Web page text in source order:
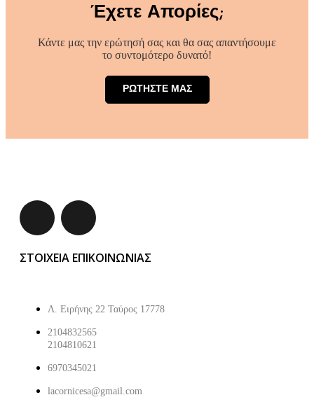
Έχετε Απορίες;
Κάντε μας την ερώτησή σας και θα σας απαντήσουμε
το συντομότερο δυνατό!
ΡΩΤΗΣΤΕ ΜΑΣ
ΣΤΟΙΧΕΙΑ ΕΠΙΚΟΙΝΩΝΙΑΣ
Λ. Ειρήνης 22 Ταύρος 17778
2104832565
2104810621
6970345021
lacornicesa@gmail.com